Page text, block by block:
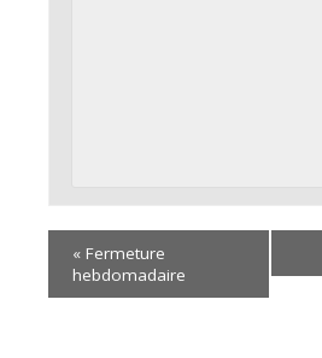
« Fermeture
hebdomadaire